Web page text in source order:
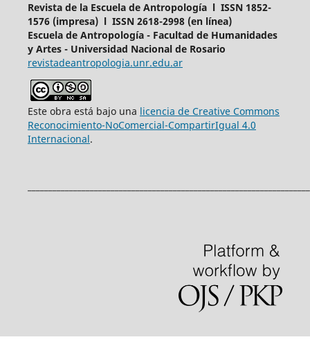
Revista de la Escuela de Antropología l ISSN 1852-
1576 (impresa) l ISSN 2618-2998 (en línea)
Escuela de Antropología - Facultad de Humanidades
y Artes - Universidad Nacional de Rosario
revistadeantropologia.unr.edu.ar
Este obra está bajo una licencia de Creative Commons
Reconocimiento-NoComercial-CompartirIgual 4.0
Internacional.